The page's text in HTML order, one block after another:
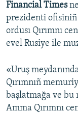
Financial Times
prezidenti
ordusı Qırımnı
evel Rusiye ile
«Uruş
Qırımnıñ
başlatmağa ve bu
Amma Qırımnı